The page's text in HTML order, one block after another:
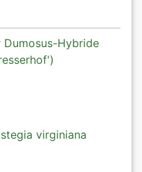
Dumosus-Hybride
virginiana